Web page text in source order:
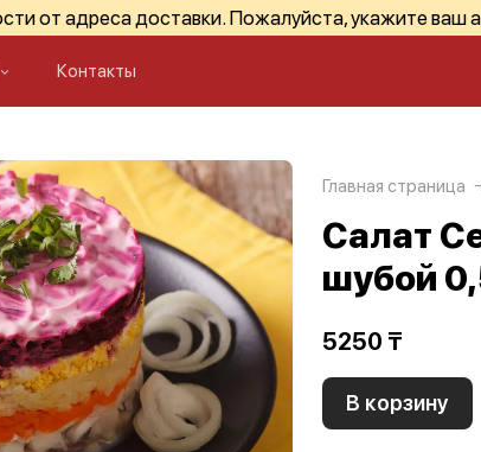
от адреса доставки. Пожалуйста, укажите ваш
Контакты
Главная страница
Салат
шубой
5250 ₸
В корзину